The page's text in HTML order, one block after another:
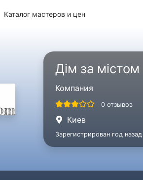
Каталог мастеров и цен
Дім за містом
Компания
0 отзывов
Киев
Зарегистрирован год назад